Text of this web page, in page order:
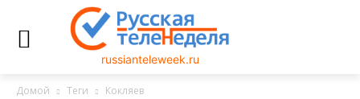
russianteleweek.ru
Домой Теги Кокляев